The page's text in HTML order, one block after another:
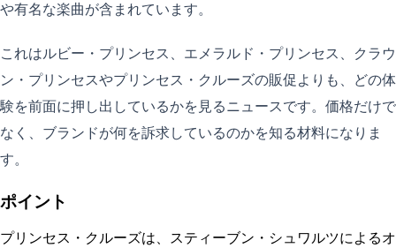
や有名な楽曲が含まれています。
これはルビー・プリンセス、エメラルド・プリンセス、クラウ
ン・プリンセスやプリンセス・クルーズの販促よりも、どの体
験を前面に押し出しているかを見るニュースです。価格だけで
なく、ブランドが何を訴求しているのかを知る材料になりま
す。
ポイント
プリンセス・クルーズは、スティーブン・シュワルツによるオ